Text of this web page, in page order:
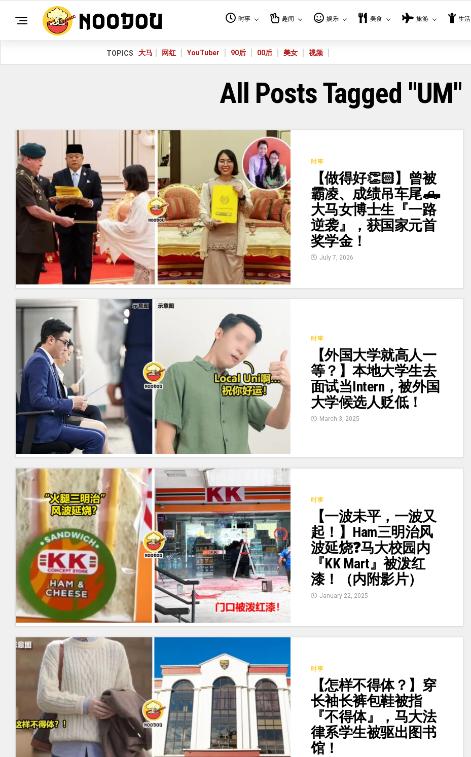
时事 趣闻 娱乐 美食 旅游 生活
TOPICS 大马 网红 YouTuber 90后 00后 美女 视频
All Posts Tagged "UM"
时事
【做得好👏🏻】曾被
霸凌、成绩吊车尾🛻
大马女博士生『一路
逆袭』，获国家元首
奖学金！
July 7, 2026
时事
【外国大学就高人一
等？】本地大学生去
面试当Intern，被外国
大学候选人贬低！
March 3, 2025
时事
【一波未平，一波又
起！】Ham三明治风
波延烧❓马大校园内
『KK Mart』被泼红
漆！（内附影片）
January 22, 2025
时事
【怎样不得体？】穿
长袖长裤包鞋被指
『不得体』，马大法
律系学生被驱出图书
馆！